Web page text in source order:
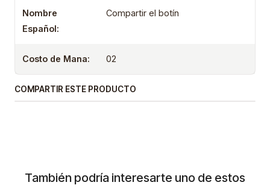
Nombre
Español:
Compartir el botín
Costo de Mana: 02
COMPARTIR ESTE PRODUCTO
También podría interesarte uno de estos